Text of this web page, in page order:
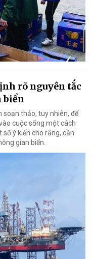
rõ nguyên tắc
biển
thảo, tuy nhiên, để
cuộc sống một cách
ý kiến cho rằng, cần
gian biển.